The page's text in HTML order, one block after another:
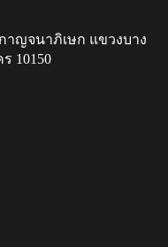
าญจนาภิเษก แขวงบาง
10150